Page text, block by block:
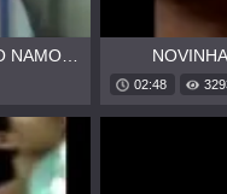
MORENA NOVINHA DANDO PRA DOIS NA FRENTE DO NAMORADO
02:48